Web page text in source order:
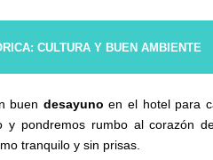
CULTURA Y BUEN AMBIENTE
buen desayuno en el hotel para
pondremos rumbo al corazón
tranquilo y sin prisas.